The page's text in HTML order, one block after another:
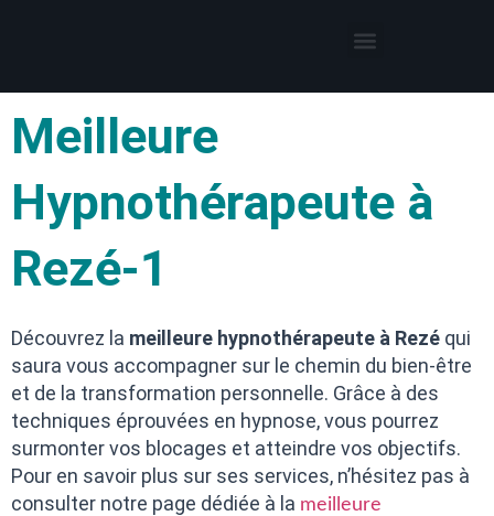
Meilleure
Hypnothérapeute à
Rezé-1
Découvrez la meilleure hypnothérapeute à Rezé qui
saura vous accompagner sur le chemin du bien-être
et de la transformation personnelle. Grâce à des
techniques éprouvées en hypnose, vous pourrez
surmonter vos blocages et atteindre vos objectifs.
Pour en savoir plus sur ses services, n’hésitez pas à
consulter notre page dédiée à la meilleure